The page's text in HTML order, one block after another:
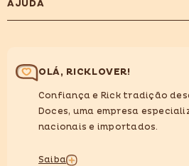
AJUDA
OLÁ, RICKLOVER!
Confiança e Rick tradição
Doces, uma empresa
nacionais e importados.
Saiba